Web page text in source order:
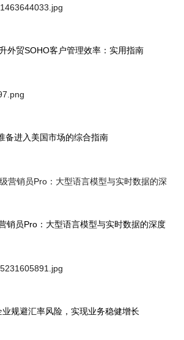
外贸SOHO客户管理效率：实用指南
备进入美国市场的综合指南
销员Pro：大型语言模型与实时数据的深度
业规避汇率风险，实现业务稳健增长